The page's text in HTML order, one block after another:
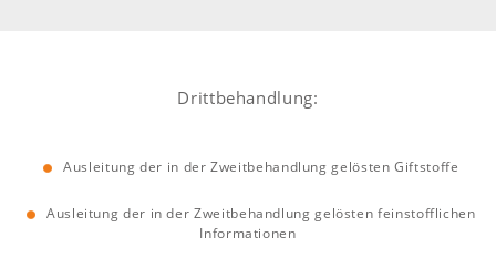
Drittbehandlung:
Ausleitung der in der Zweitbehandlung gelösten Giftstoffe
Ausleitung der in der Zweitbehandlung gelösten feinstofflichen
Informationen